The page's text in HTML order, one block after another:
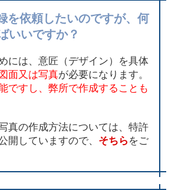
を依頼したいのですが、何
いいですか？
には、意匠（デザイン）を具体
図面又は写真が必要になります。
ですし、弊所で作成することも
真の作成方法については、特許
開していますので、 そちら をご